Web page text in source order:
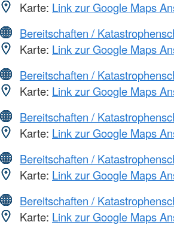
Karte: Link zur Google Maps
Bereitschaften /
Karte: Link zur Google Maps
Bereitschaften /
Karte: Link zur Google Maps
Bereitschaften /
Karte: Link zur Google Maps
Bereitschaften /
Karte: Link zur Google Maps
Bereitschaften /
Karte: Link zur Google Maps